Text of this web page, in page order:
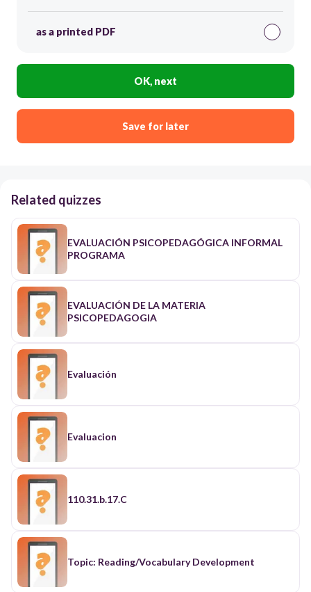
as a printed PDF
OK, next
Save for later
Related quizzes
EVALUACIÓN PSICOPEDAGÓGICA INFORMAL
PROGRAMA
EVALUACIÓN DE LA MATERIA
PSICOPEDAGOGIA
Evaluación
Evaluacion
110.31.b.17.C
Topic: Reading/Vocabulary Development